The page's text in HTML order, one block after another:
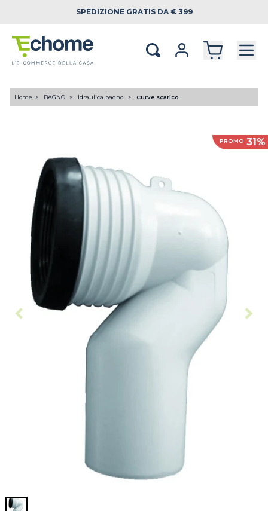
SPEDIZIONE GRATIS DA € 399
Home BAGNO Idraulica bagno Curve scarico
PROMO 31%